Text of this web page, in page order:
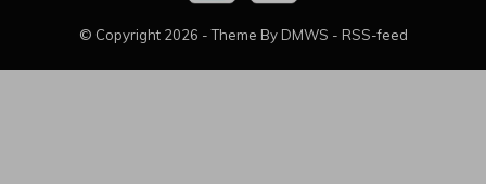
© Copyright 2026 - Theme By DMWS - RSS-feed